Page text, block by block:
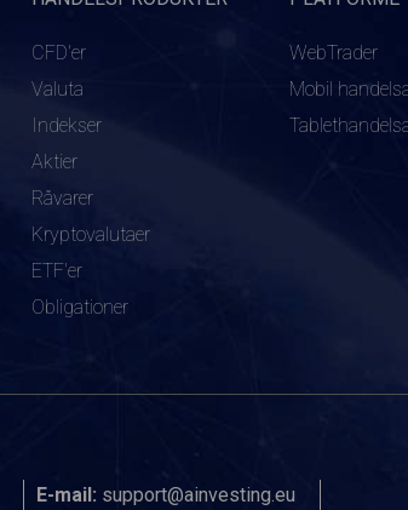
CFD'er
Valuta
Indekser
Aktier
Råvarer
Kryptovalutaer
ETF'er
Obligationer
WebTrader
Mobil
E-mail: support@ainvesting.eu